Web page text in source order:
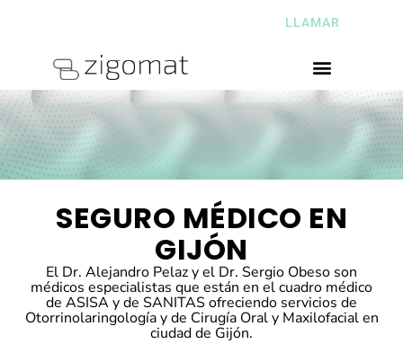
LLAMAR
SEGURO MÉDICO EN
GIJÓN
El Dr. Alejandro Pelaz y el Dr. Sergio Obeso son
médicos especialistas que están en el cuadro médico
de ASISA y de SANITAS ofreciendo servicios de
Otorrinolaringología y de Cirugía Oral y Maxilofacial en
ciudad de Gijón.